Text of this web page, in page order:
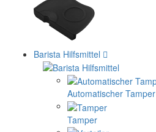
Barista Hilfsmittel
Automatischer Tamper
Tamper